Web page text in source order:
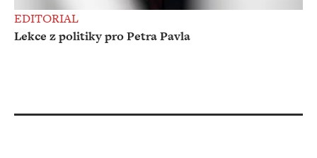
EDITORIAL
Lekce z politiky pro Petra Pavla